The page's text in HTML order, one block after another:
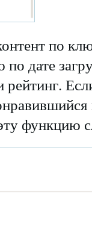
по
дате
функцию